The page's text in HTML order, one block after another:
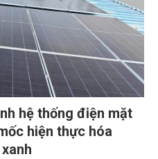
hệ thống điện mặt
hiện thực hóa